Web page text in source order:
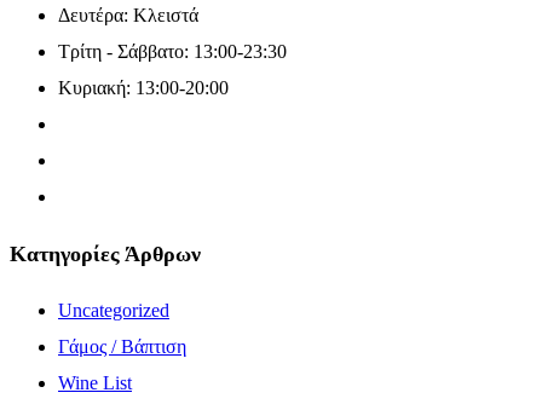
Δευτέρα: Κλειστά
Τρίτη - Σάββατο: 13:00-23:30
Κυριακή: 13:00-20:00
Κατηγορίες Άρθρων
Uncategorized
Γάμος / Βάπτιση
Wine List